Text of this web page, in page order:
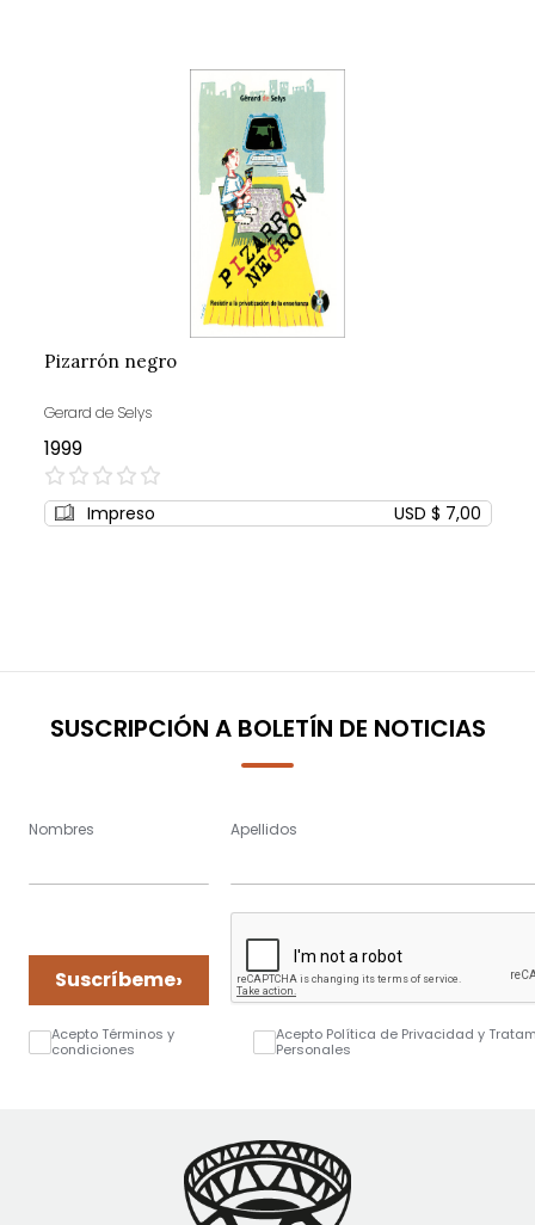
Pizarrón negro
Gerard de Selys
1999
0%
Impreso USD $ 7,00
SUSCRIPCIÓN A BOLETÍN DE NOTICIAS
Nombres Apellidos
Suscríbeme›
Acepto Términos y
condiciones
Acepto Política de Privacidad y
Personales